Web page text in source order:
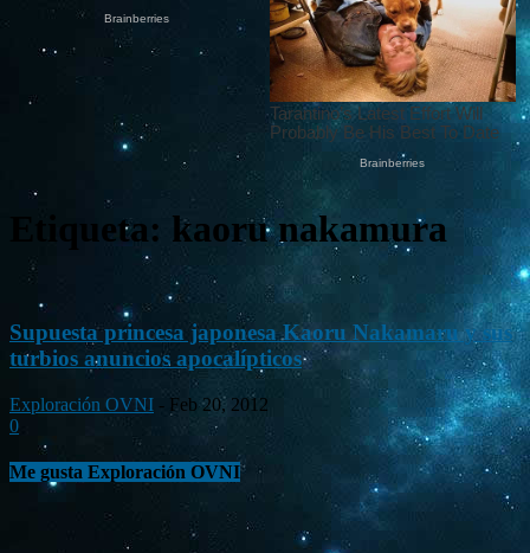
Etiqueta: kaoru nakamura
Supuesta princesa japonesa Kaoru Nakamaru y sus
turbios anuncios apocalípticos
Exploración OVNI - Feb 20, 2012
0
Me gusta Exploración OVNI